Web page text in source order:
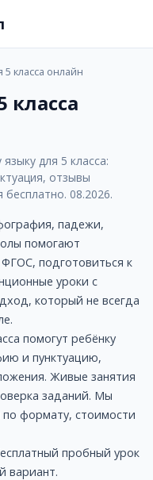
падежи,
помогут
пробный
в школе
и экзаменам
по ФГОС
школьным урокам
подходом
аналог
(5-11
На
качественное
Подготовка к
точки мира —
стабильный
1500 руб
школ России по
5 класса онлайн
класса
для 5 класса:
отзывы
08.2026.
падежи,
помогают
подготовиться к
уроки с
который не всегда
помогут ребёнку
и пунктуацию,
Живые занятия
заданий. Мы
формату, стоимости
пробный урок
вариант.